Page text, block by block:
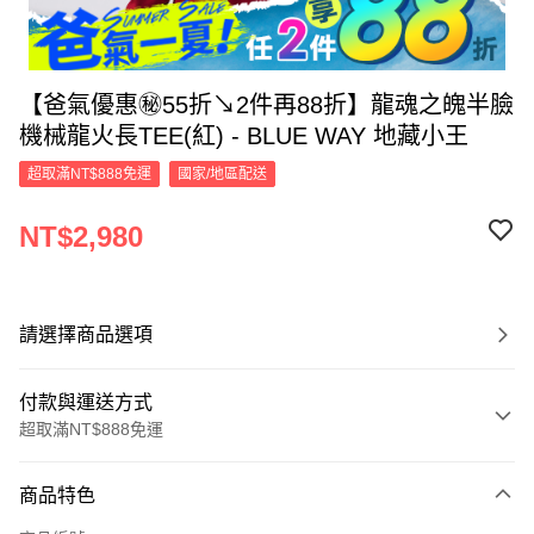
【爸氣優惠㊙55折↘2件再88折】龍魂之魄半臉
機械龍火長TEE(紅) - BLUE WAY 地藏小王
超取滿NT$888免運 國家/地區配送
NT$2,980
請選擇商品選項
付款與運送方式
超取滿NT$888免運
信用卡一次付款
商品特色